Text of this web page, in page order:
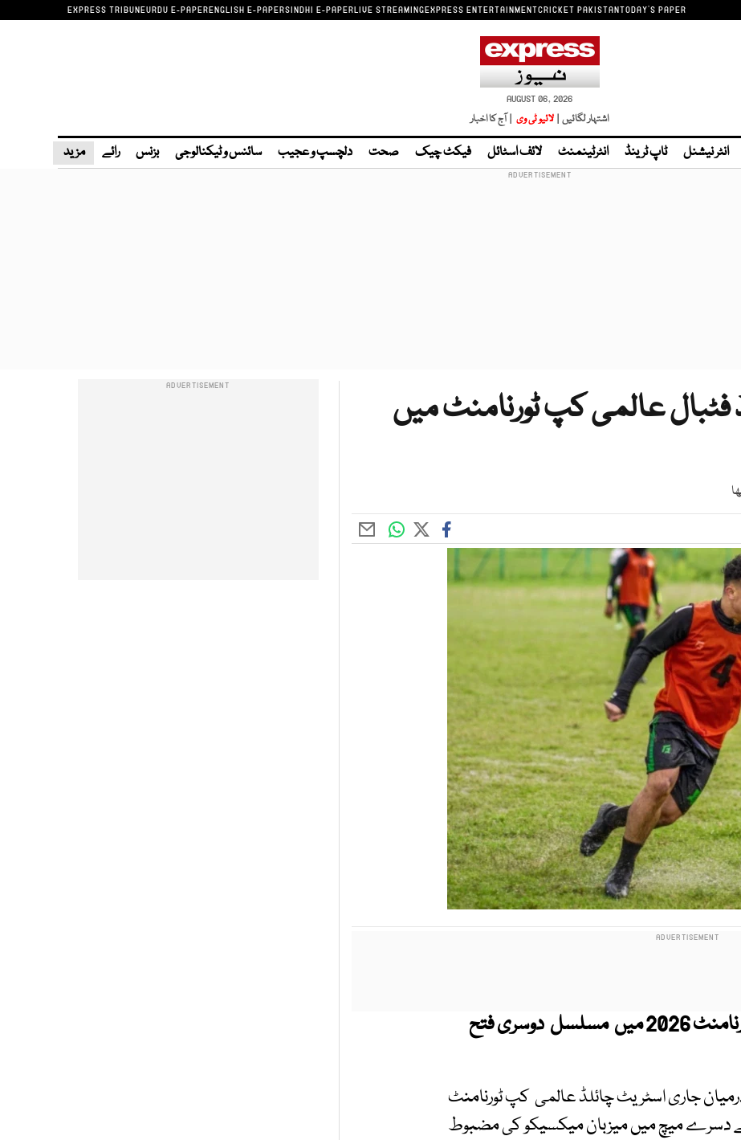
EXPRESS TRIBUNEURDU E-PAPERENGLISH E-PAPERSINDHI E-PAPERLIVE STREAMINGEXPRESS ENTERTAINMENTCRICKET PAKISTANTODAY'S PAPER
AUGUST 06, 2026
اشتہار لگائیں | لائیو ٹی وی | آج کا اخبار
انٹر نیشنل ٹاپ ٹرینڈ انٹرٹینمنٹ لائف اسٹائل فیکٹ چیک صحت دلچسپ و عجیب سائنس و ٹیکنالوجی بزنس رائے مزید
عالمی کپ ٹورنامنٹ میں
پاکستان نے اسٹریٹ چائلڈ عالمی کپ ٹورنامنٹ 2026 میں مسلسل دوسری فتح
30 ممالک کے درمیان جاری اسٹریٹ چائلڈ عالمی کپ ٹورنامنٹ
دسرے میچ میں میزبان میکسیکو کی مضبوط